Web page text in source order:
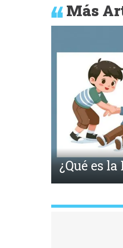
Más
Anterior